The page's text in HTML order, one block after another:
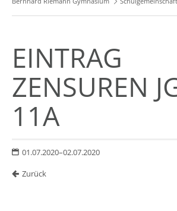
EINTRAG
ZENSUREN
11A
01.07.2020–02.07.2020
Zurück